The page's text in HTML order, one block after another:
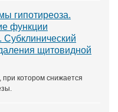
гипотиреоза.
функции
щитовидной
при котором снижается